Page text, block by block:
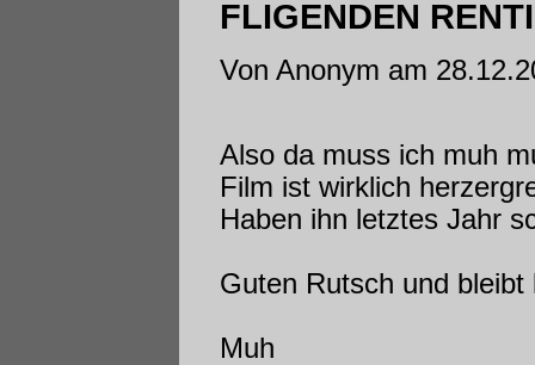
FLIGENDEN
Von Anonym am
Also da muss ich muh
Film ist wirklich
Haben ihn letztes Jahr
Guten Rutsch und bleibt
Muh